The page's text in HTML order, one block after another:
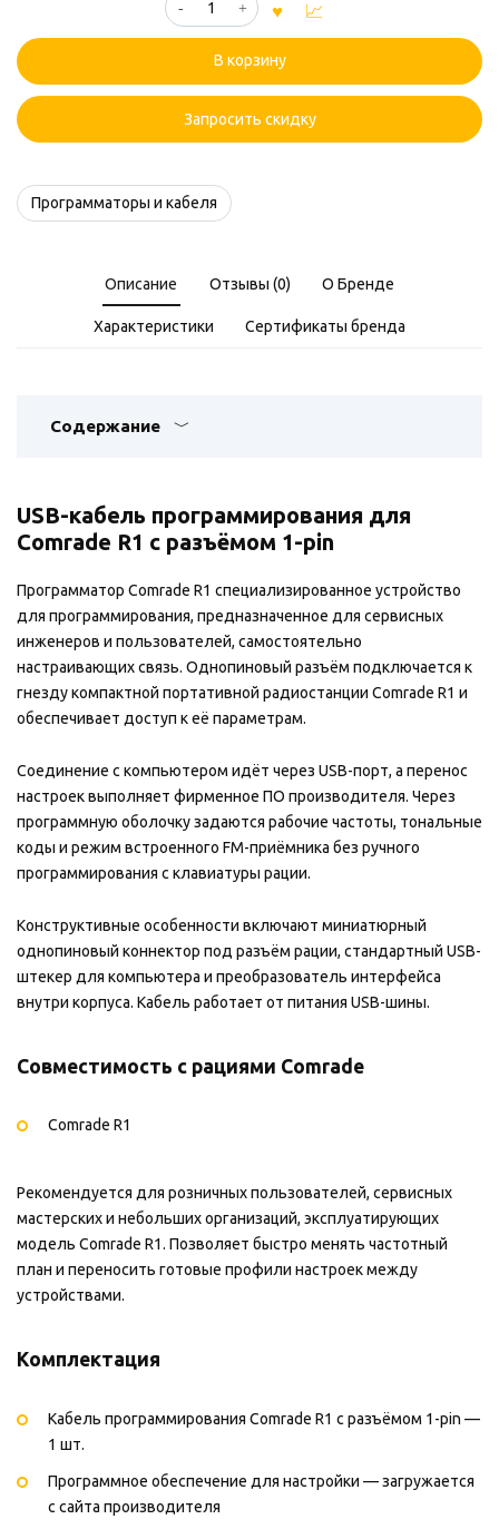
товара
Comrade
R1
В корзину
Запросить скидку
Программаторы и кабеля
Описание Отзывы (0) О Бренде
Характеристики Сертификаты бренда
Содержание
USB-кабель программирования для
Comrade R1 с разъёмом 1-pin
Программатор Comrade R1 специализированное устройство
для программирования, предназначенное для сервисных
инженеров и пользователей, самостоятельно
настраивающих связь. Однопиновый разъём подключается к
гнезду компактной портативной радиостанции Comrade R1 и
обеспечивает доступ к её параметрам.
Соединение с компьютером идёт через USB-порт, а перенос
настроек выполняет фирменное ПО производителя. Через
программную оболочку задаются рабочие частоты, тональные
коды и режим встроенного FM-приёмника без ручного
программирования с клавиатуры рации.
Конструктивные особенности включают миниатюрный
однопиновый коннектор под разъём рации, стандартный USB-
штекер для компьютера и преобразователь интерфейса
внутри корпуса. Кабель работает от питания USB-шины.
Совместимость с рациями Comrade
Comrade R1
Рекомендуется для розничных пользователей, сервисных
мастерских и небольших организаций, эксплуатирующих
модель Comrade R1. Позволяет быстро менять частотный
план и переносить готовые профили настроек между
устройствами.
Комплектация
Кабель программирования Comrade R1 с разъёмом 1-pin —
1 шт.
Программное обеспечение для настройки — загружается
с сайта производителя